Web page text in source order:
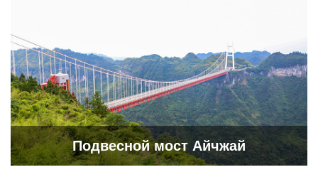
Подвесной мост Айчжай